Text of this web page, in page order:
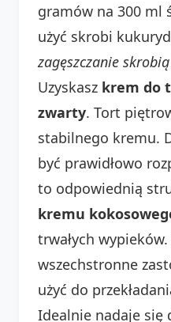
gramów na 300 ml
użyć skrobi
zagęszczanie
Uzyskasz krem do
zwarty. Tort
stabilnego kremu.
być prawidłowo
to odpowiednią
kremu
trwałych
wszechstronne
użyć do
Idealnie nadaje się